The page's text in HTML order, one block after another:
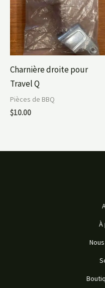
Charnière droite pour
Travel Q
Pièces de BBQ
$10.00
À